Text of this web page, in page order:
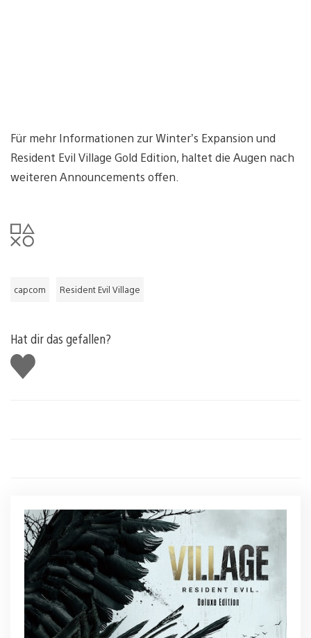
Für mehr Informationen zur Winter’s Expansion und
Resident Evil Village Gold Edition, haltet die Augen nach
weiteren Announcements offen.
capcom Resident Evil Village
Hat dir das gefallen?
Gefällt
mir